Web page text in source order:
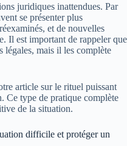
juridiques inattendues. Par
se présenter plus
et de nouvelles
Il est important de rappeler que
légales, mais il les complète
article surle rituel puissant
. Ce type de pratique complète
de la situation.
difficile et protéger un